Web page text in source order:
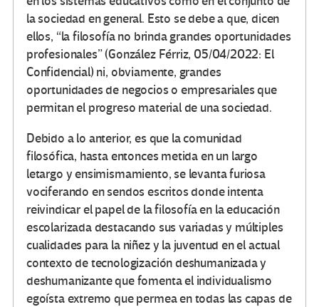
la sociedad en general. Esto se debe a que, dicen
ellos, “la filosofía no brinda grandes oportunidades
profesionales” (González Férriz, 05/04/2022: El
Confidencial) ni, obviamente, grandes
oportunidades de negocios o empresariales que
permitan el progreso material de una sociedad.
Debido a lo anterior, es que la comunidad
filosófica, hasta entonces metida en un largo
letargo y ensimismamiento, se levanta furiosa
vociferando en sendos escritos donde intenta
reivindicar el papel de la filosofía en la educación
escolarizada destacando sus variadas y múltiples
cualidades para la niñez y la juventud en el actual
contexto de tecnologización deshumanizada y
deshumanizante que fomenta el individualismo
egoísta extremo que permea en todas las capas de